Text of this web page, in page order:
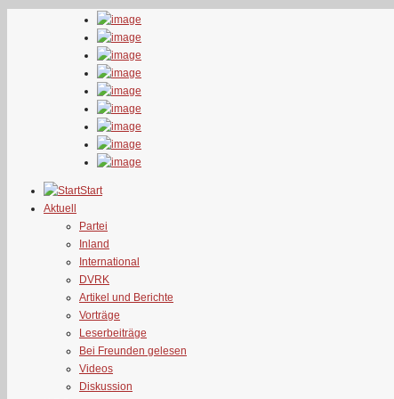
Start
Aktuell
Partei
Inland
International
DVRK
Artikel und Berichte
Vorträge
Leserbeiträge
Bei Freunden gelesen
Videos
Diskussion